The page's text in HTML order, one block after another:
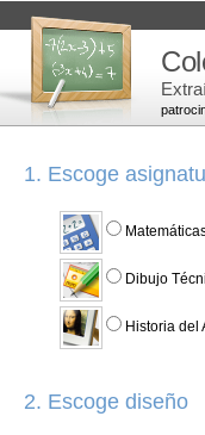
1. Escoge
Dibujo
Historia del
2. Escoge diseño